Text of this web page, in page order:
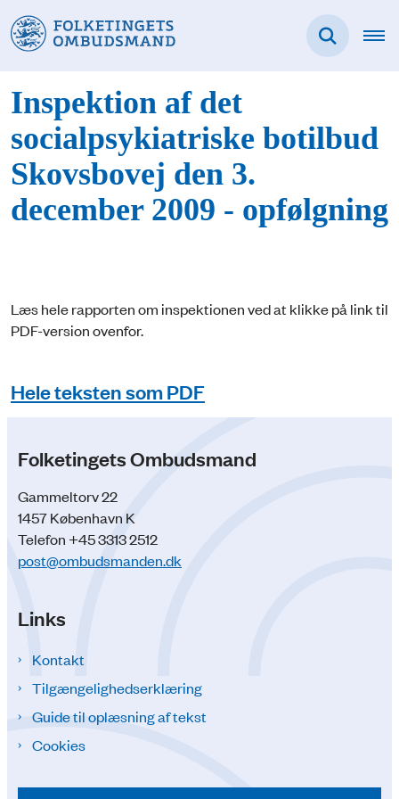
Inspektion af det
socialpsykiatriske botilbud
Skovsbovej den 3.
december 2009 - opfølgning
Læs hele rapporten om inspektionen ved at klikke på link til
PDF-version ovenfor.
Hele teksten som PDF
Folketingets Ombudsmand
Gammeltorv 22
1457 København K
Telefon +45 3313 2512
post@ombudsmanden.dk
Links
Kontakt
Tilgængelighedserklæring
Guide til oplæsning af tekst
Cookies